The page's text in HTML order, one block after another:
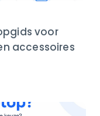
voor
accessoires